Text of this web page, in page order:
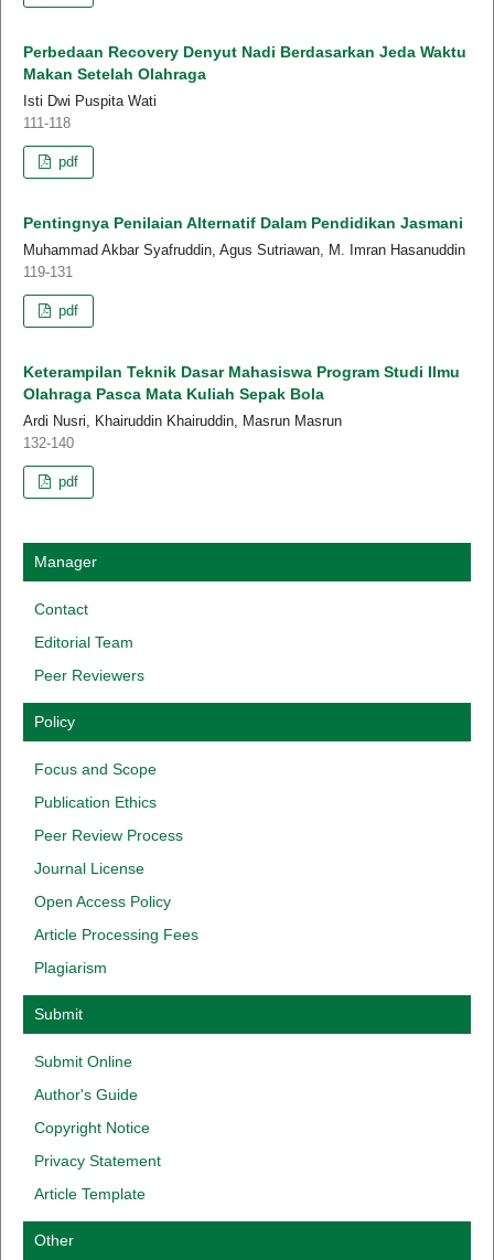
Perbedaan Recovery Denyut Nadi Berdasarkan Jeda Waktu
Makan Setelah Olahraga
Isti Dwi Puspita Wati
111-118
pdf
Pentingnya Penilaian Alternatif Dalam Pendidikan Jasmani
Muhammad Akbar Syafruddin, Agus Sutriawan, M. Imran Hasanuddin
119-131
pdf
Keterampilan Teknik Dasar Mahasiswa Program Studi Ilmu
Olahraga Pasca Mata Kuliah Sepak Bola
Ardi Nusri, Khairuddin Khairuddin, Masrun Masrun
132-140
pdf
Manager
Contact
Editorial Team
Peer Reviewers
Policy
Focus and Scope
Publication Ethics
Peer Review Process
Journal License
Open Access Policy
Article Processing Fees
Plagiarism
Submit
Submit Online
Author's Guide
Copyright Notice
Privacy Statement
Article Template
Other